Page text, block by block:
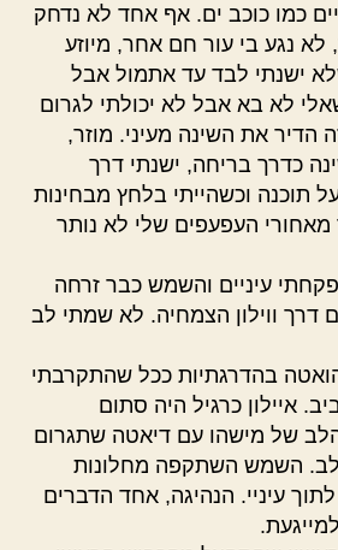
כמו כוכב ים. אף אחד לא נדחק
נגע בי עור חם אחר, מיוזע
ישנתי לבד עד אתמול אבל
לא בא אבל לא יכולתי לגרום
הדיר את השינה מעיני. מוזר,
כדרך בריחה, ישנתי דרך
תוכנה וכשהייתי בלחץ מבחינות
העפעפים שלי לא נותר
עיניים והשמש כבר זרחה
דרך ווילון הצמחיה. לא שמתי לב
בהדרגתיות ככל שהתקרבתי
איילון כרגיל היה סתום
הלב של מישהו עם דיאטה שתגרום
לב. השמש השתקפה מחלונות
לתוך עיניי. הנהיגה, אחד הדברים